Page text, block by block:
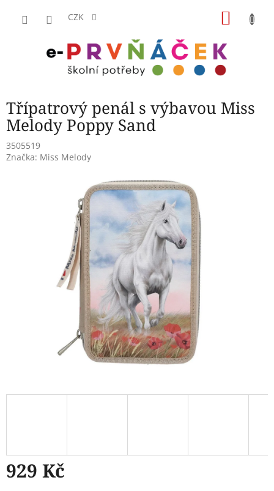
CZK
Třípatrový penál s výbavou Miss
Melody Poppy Sand
3505519
Značka: Miss Melody
929 Kč